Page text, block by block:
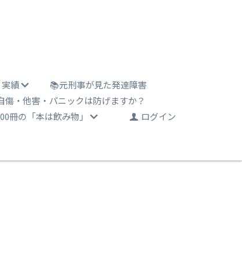
績
📚元刑事が見た発達障害
傷・他害・パニックは防げますか？
冊の「本は飲み物」
ログイン